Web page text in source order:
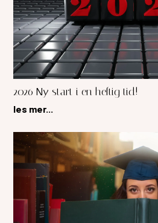
2026 Ny start i en heftig tid!
les mer...